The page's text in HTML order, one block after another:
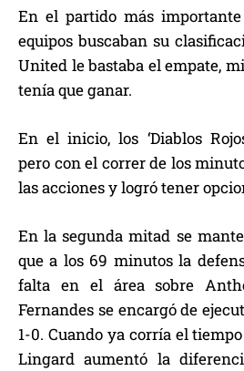
En el partido más
equipos buscaban su
United le bastaba el empate,
tenía que ganar.
En el inicio, los ‘Diablos
pero con el correr de los
las acciones y logró tener
En la segunda mitad se
que a los 69 minutos la
falta en el área sobre
Fernandes se encargó de
1-0. Cuando ya corría el
Lingard aumentó la